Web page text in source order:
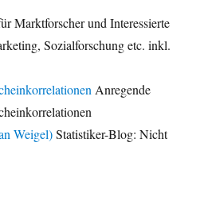
Marktforscher und Interessierte
Sozialforschung etc. inkl.
Anregende
Weigel)Statistiker-Blog: Nicht